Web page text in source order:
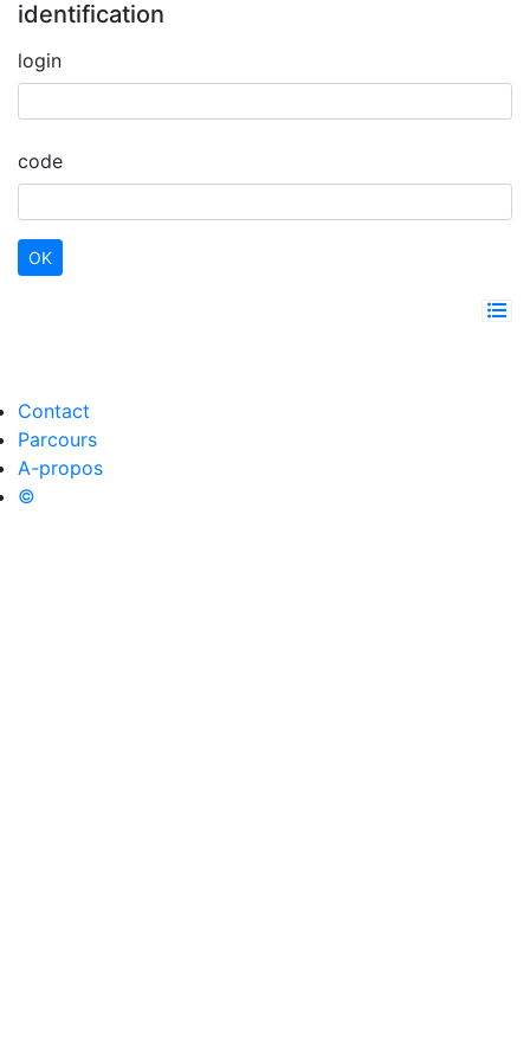
identification
login
code
Contact
Parcours
A-propos
©